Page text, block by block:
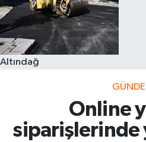
Altındağ
Online
siparişlerinde